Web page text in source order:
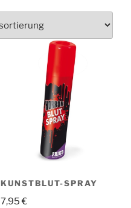
KUNSTBLUT-SPRAY
7,95€